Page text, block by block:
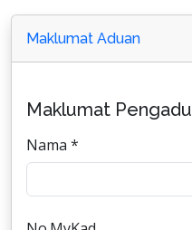
Maklumat Aduan
Maklumat Pengadu
Nama *